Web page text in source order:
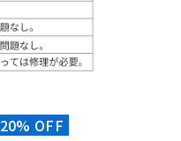
20% OFF